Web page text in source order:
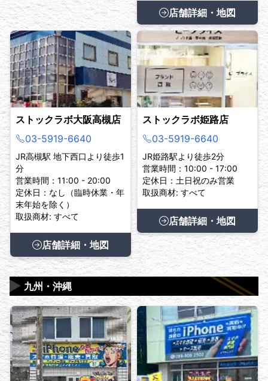
店舗詳細・地図
ストックラボ大阪高槻店
03-5919-6640
JR高槻駅 地下西口より徒歩1
分
営業時間：11:00 - 20:00
定休日：なし（臨時休業・年
末年始を除く）
取扱商材: すべて
店舗詳細・地図
ストックラボ姫路店
03-5919-6640
JR姫路駅より徒歩2分
営業時間：10:00 - 17:00
定休日：土日祝のみ営業
取扱商材: すべて
店舗詳細・地図
九州・沖縄
▶